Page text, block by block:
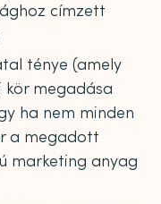
címzett
ténye (amely
kör megadása
ha nem minden
a megadott
marketing anyag